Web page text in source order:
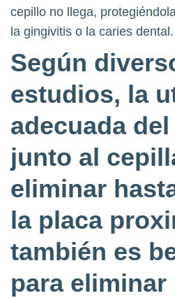
cepillo no llega,
la gingivitis o la caries dental.
Según
estudios, la
adecuada
junto al
eliminar
la placa
también es
para eliminar